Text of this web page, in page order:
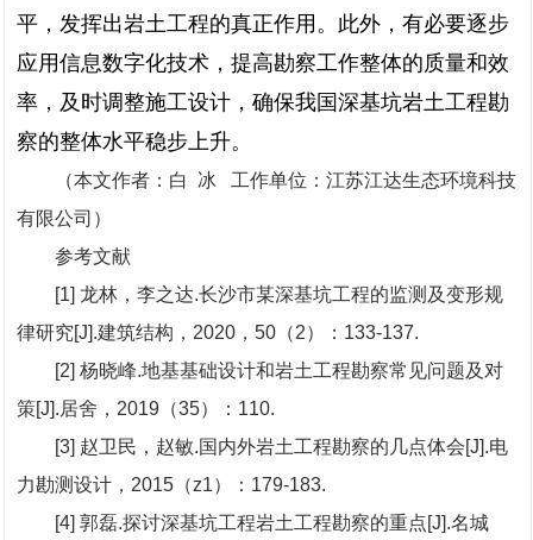
平，发挥出岩土工程的真正作用。此外，有必要逐步
应用信息数字化技术，提高勘察工作整体的质量和效
率，及时调整施工设计，确保我国深基坑岩土工程勘
察的整体水平稳步上升。
（本文作者：白 冰 工作单位：江苏江达生态环境科技
有限公司）
参考文献
[1] 龙林，李之达.长沙市某深基坑工程的监测及变形规
律研究[J].建筑结构，2020，50（2）：133-137.
[2] 杨晓峰.地基基础设计和岩土工程勘察常见问题及对
策[J].居舍，2019（35）：110.
[3] 赵卫民，赵敏.国内外岩土工程勘察的几点体会[J].电
力勘测设计，2015（z1）：179-183.
[4] 郭磊.探讨深基坑工程岩土工程勘察的重点[J].名城